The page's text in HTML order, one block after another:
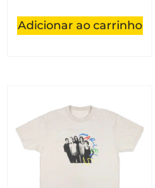
Adicionar ao carrinho